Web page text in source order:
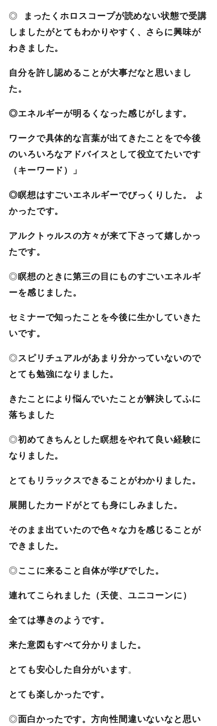
◎
まったくホロスコープが読めない状態で受講
しましたがとてもわかりやすく、さらに興味が
わきました。
自分を許し認めることが大事だなと思いまし
た。
◎エネルギーが明るくなった感じがします。
ワークで具体的な言葉が出てきたことをで今後
のいろいろなアドバイスとして役立てたいです
（キーワード）」
◎瞑想はすごいエネルギーでびっくりした。
よ
かったです。
アルクトゥルスの方々が来て下さって嬉しかっ
たです。
◎瞑想のときに第三の目にものすごいエネルギ
ーを感じました。
セミナーで知ったことを今後に生かしていきた
いです。
◎スピリチュアルがあまり分かっていないので
とても勉強になりました。
きたことにより悩んでいたことが解決してふに
落ちました
◎初めてきちんとした瞑想をやれて良い経験に
なりました。
とてもリラックスできることがわかりました。
展開したカードがとても身にしみました。
そのまま出ていたので色々な力を感じることが
できました。
◎ここに来ること自体が学びでした。
連れてこられました（天使、ユニコーンに）
全ては導きのようです。
来た意図もすべて分かりました。
とても安心した自分がいます。
とても楽しかったです。
◎面白かったです。方向性間違いないなと思い